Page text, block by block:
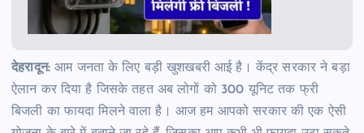
देहरादून:आम जनता के लिए बड़ी खुशखबरी आई है। केंद्र सरकार ने बड़ा
ऐलान कर दिया है जिसके तहत अब लोगों को 300 यूनिट तक फ्री
बिजली का फायदा मिलने वाला है। आज हम आपको सरकार की एक ऐसी